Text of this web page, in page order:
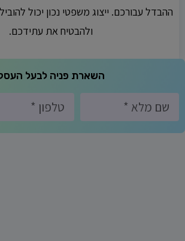
ההבדל עבורכם. ייצוג משפטי נכון יכול
ולהבטיח את עתידכם.
השארת פניה לבעל